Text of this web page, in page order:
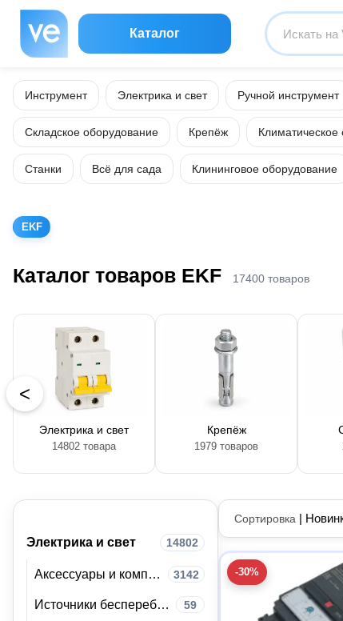
Каталог
Инструмент Электрика и свет Ручной инструмент
Складское оборудование Крепёж
Станки Всё для сада Клининговое оборудование
EKF
Каталог товаров EKF 17400 товаров
<
Электрика и свет
14802 товара
Крепёж
1979 товаров
Электрика и свет 14802
Аксессуары и комплектующие 3142
Источники бесперебойного питания (ИБП) 59
Сортировка |
-30%